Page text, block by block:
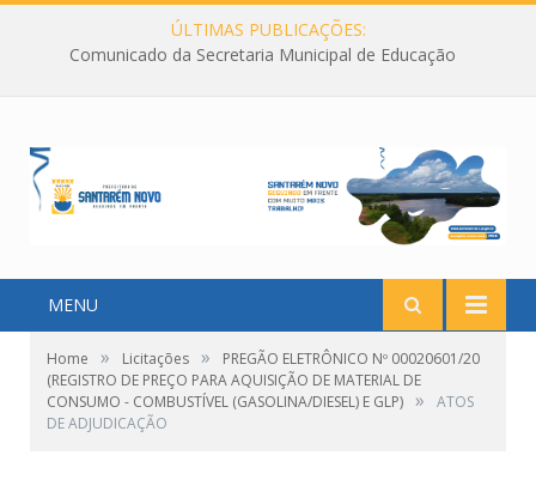
ÚLTIMAS PUBLICAÇÕES:
Comunicado da Secretaria Municipal de Educação
MENU
Home » Licitações »
PREGÃO ELETRÔNICO Nº 00020601/20
(REGISTRO DE PREÇO PARA AQUISIÇÃO DE MATERIAL DE
CONSUMO - COMBUSTÍVEL (GASOLINA/DIESEL) E GLP) »
ATOS
DE ADJUDICAÇÃO